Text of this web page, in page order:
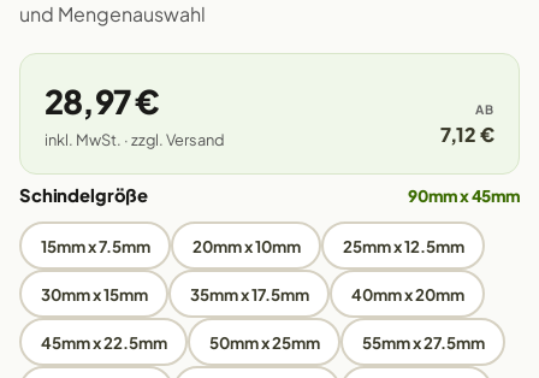
und Mengenauswahl
28,97 €
inkl. MwSt. · zzgl. Versand
AB
7,12 €
Schindelgröße 90mm x 45mm
15mm x 7.5mm 20mm x 10mm 25mm x 12.5mm
30mm x 15mm 35mm x 17.5mm 40mm x 20mm
45mm x 22.5mm 50mm x 25mm 55mm x 27.5mm